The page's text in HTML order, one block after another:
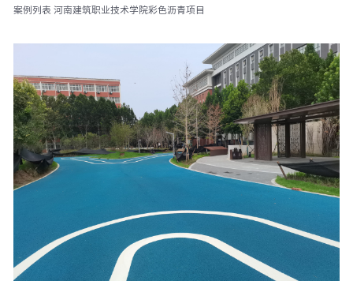
案例列表 河南建筑职业技术学院彩色沥青项目